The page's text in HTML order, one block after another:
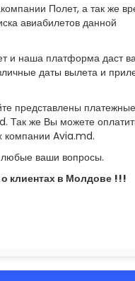
Полет, а так же
авиабилетов данной
и наша платформа даст
даты вылета и
представлены
Так же Вы можете
компании Avia.md.
ваши вопросы.
клиентах в Молдове !!!